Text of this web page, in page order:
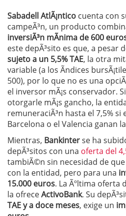
Sabadell AtlÃ¡ntico cuenta con
campeÃ³n, un producto
inversiÃ³n mÃ­nima de 600
este depÃ³sito es que, a pesar
sujeto a un 5,5% TAE, la otra
variable (a los Ã­ndices
500), por lo que no es una
el inversor mÃ¡s conservador.
otorgarle mÃ¡s gancho, la
remuneraciÃ³n hasta el 7,5% si
Barcelona o el Valencia ganan
Mientras, Bankinterse ha
depÃ³sitos con una oferta del
tambiÃ©n sin necesidad de
con la entidad, pero para una
15.000 euros. La Ãºltima oferta
la ofreceActivoBank. Su
TAE y a doce meses, exige un